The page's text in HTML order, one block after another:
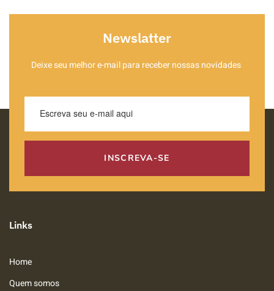
Newslatter
Deixe seu melhor e-mail para receber nossas novidades
INSCREVA-SE
Links
Home
Quem somos